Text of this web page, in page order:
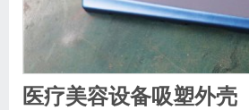
医疗美容设备吸塑外壳